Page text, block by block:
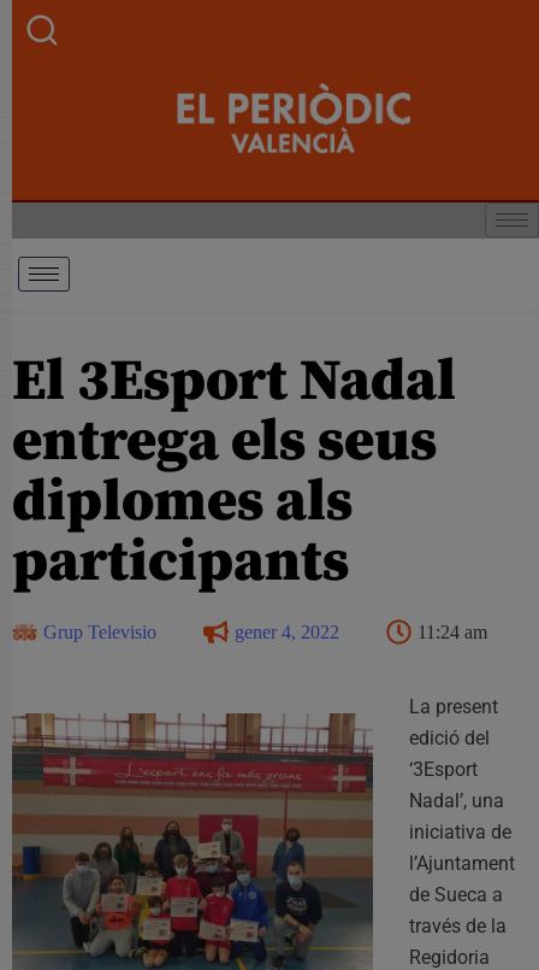
El 3Esport Nadal
entrega els seus
diplomes als
participants
Grup Televisio gener 4, 2022 11:24 am
La present
edició del
‘3Esport
Nadal’, una
iniciativa de
l’Ajuntament
de Sueca a
través de la
Regidoria